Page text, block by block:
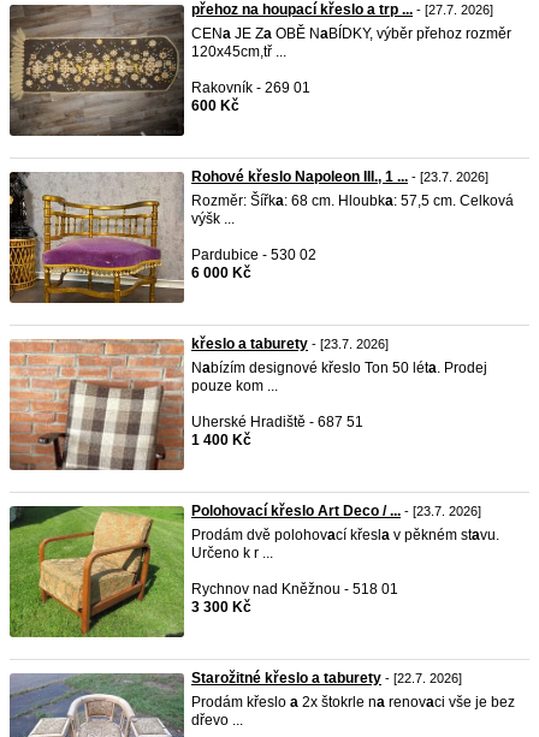
přehoz na houpací křeslo a trp ... - [27.7. 2026]
CENa JE Za OBĚ NaBÍDKY, výběr přehoz rozměr
120x45cm,tř ...
Rakovník - 269 01
600 Kč
Rohové křeslo Napoleon III., 1 ... - [23.7. 2026]
Rozměr: Šířka: 68 cm. Hloubka: 57,5 cm. Celková
výšk ...
Pardubice - 530 02
6 000 Kč
křeslo a taburety - [23.7. 2026]
Nabízím designové křeslo Ton 50 léta. Prodej
pouze kom ...
Uherské Hradiště - 687 51
1 400 Kč
Polohovací křeslo Art Deco / ... - [23.7. 2026]
Prodám dvě polohovací křesl a v pěkném stavu.
Určeno k r ...
Rychnov nad Kněžnou - 518 01
3 300 Kč
Starožitné křeslo a taburety - [22.7. 2026]
Prodám křeslo a 2x štokrle na renovaci vše je bez
dřevo ...